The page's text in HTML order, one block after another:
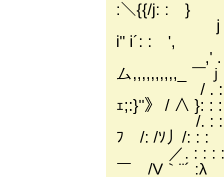
:＼{{/j: : }
j : {:ヾ
i" i´: : ',
,' . : i
ム,,,,,,,,,,_
/ . : :i {ﾊ
ｪ;:}''》 / ∧ }: :
/. : : :
ﾌ /: /ｿ丿/: : :
／. : :
￣ /V｀¨´